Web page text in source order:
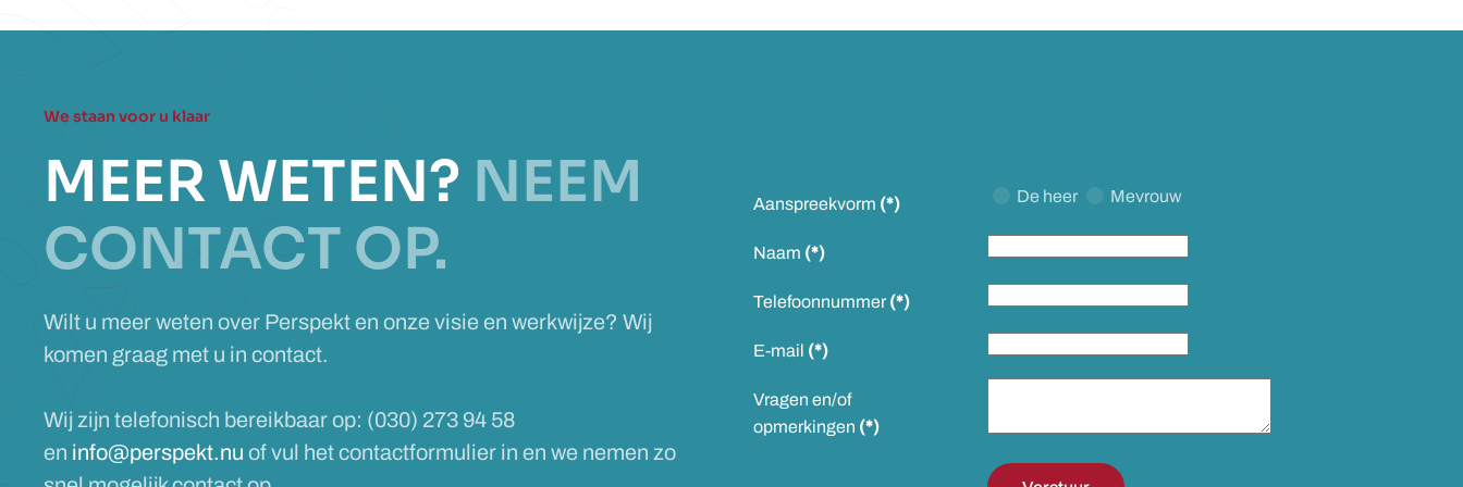
We staan voor u klaar
MEER WETEN? NEEM
CONTACT OP.
Wilt u meer weten over Perspekt en onze visie en werkwijze? Wij
komen graag met u in contact.
Wij zijn telefonisch bereikbaar op: (030) 273 94 58
en info@perspekt.nu of vul het contactformulier in en we nemen zo
Aanspreekvorm (*) De heer Mevrouw
Naam (*)
Telefoonnummer (*)
E-mail (*)
Vragen en/of
opmerkingen (*)